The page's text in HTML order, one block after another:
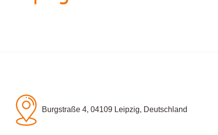
Burgstraße 4, 04109 Leipzig, Deutschland